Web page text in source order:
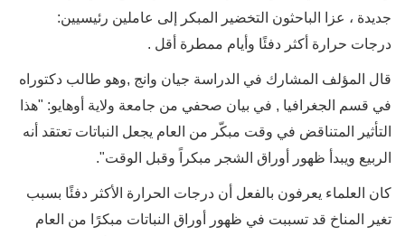
جديدة ، عزا الباحثون التخضير المبكر إلى عاملين رئيسيين:
درجات حرارة أكثر دفئًا وأيام ممطرة أقل .
قال المؤلف المشارك في الدراسة جيان وانج ,وهو طالب دكتوراه
في قسم الجغرافيا , في بيان صحفي من جامعة ولاية أوهايو: "هذا
التأثير المتناقض في وقت مبكّر من العام يجعل النباتات تعتقد أنه
الربيع ويبدأ ظهور أوراق الشجر مبكراً وقبل الوقت".
كان العلماء يعرفون بالفعل أن درجات الحرارة الأكثر دفئًا بسبب
تغير المناخ قد تسببت في ظهور أوراق النباتات مبكرًا من العام